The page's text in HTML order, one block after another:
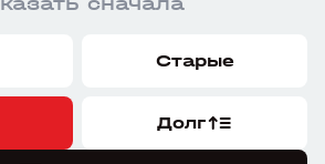
Старые
Долг